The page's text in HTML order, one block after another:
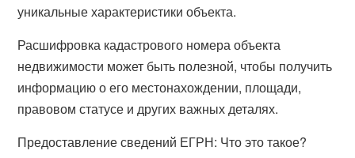
уникальные характеристики объекта.
Расшифровка кадастрового номера объекта
недвижимости может быть полезной, чтобы получить
информацию о его местонахождении, площади,
правовом статусе и других важных деталях.
Предоставление сведений ЕГРН: Что это такое?